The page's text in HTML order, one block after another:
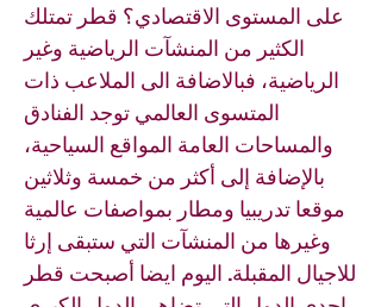
على المستوى الاقتصادي؟ قطر تمتلك
الكثير من المنشآت الرياضية وغير
الرياضية، فبالاضافة الى الملاعب ذات
المتسوى العالمي توجد الفنادق
والمساحات العامة المواقع السياحية،
بالإضافة إلى أكثر من خمسة وثلاثين
موقعا تدريبيا ومطار بمواصفات عالمية
وغيرها من المنشآت التي ستبقى إرثا
للاجيال المقبلة. اليوم ايضا أصبحت قطر